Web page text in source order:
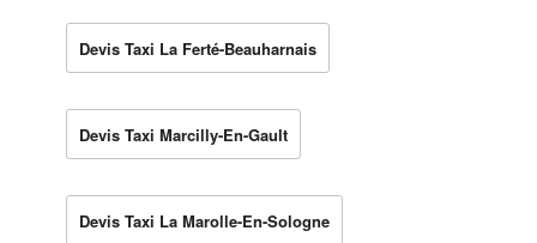
Devis Taxi La Ferté-Beauharnais
Devis Taxi Marcilly-En-Gault
Devis Taxi La Marolle-En-Sologne